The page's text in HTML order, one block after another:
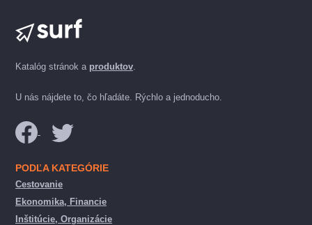
Katalóg stránok a produktov.
U nás nájdete to, čo hľadáte. Rýchlo a jednoducho.
PODĽA KATEGÓRIE
Cestovanie
Ekonomika, Financie
Inštitúcie, Organizácie